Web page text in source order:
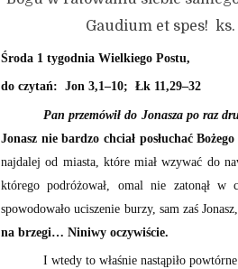
Gaudium et spes! ks.
Środa 1 tygodnia Wielkiego Postu,
do czytań: Jon 3,1–10; Łk 11,29–32
Pan przemówił do Jonasza po raz
Jonasz nie bardzo chciał posłuchać
najdalej od miasta, które miał wzywać do
którego podróżował, omal nie zatonął w
spowodowało uciszenie burzy, sam zaś Jonasz,
na brzegi… Niniwy oczywiście.
I wtedy to właśnie nastąpiło